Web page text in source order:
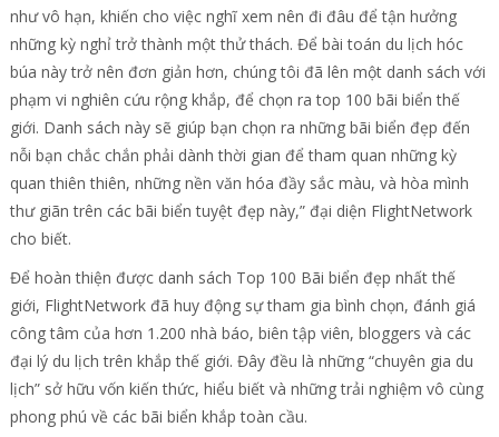
như vô hạn, khiến cho việc nghĩ xem nên đi đâu để tận hưởng
những kỳ nghỉ trở thành một thử thách. Để bài toán du lịch hóc
búa này trở nên đơn giản hơn, chúng tôi đã lên một danh sách với
phạm vi nghiên cứu rộng khắp, để chọn ra top 100 bãi biển thế
giới. Danh sách này sẽ giúp bạn chọn ra những bãi biển đẹp đến
nỗi bạn chắc chắn phải dành thời gian để tham quan những kỳ
quan thiên thiên, những nền văn hóa đầy sắc màu, và hòa mình
thư giãn trên các bãi biển tuyệt đẹp này,” đại diện FlightNetwork
cho biết.
Để hoàn thiện được danh sách Top 100 Bãi biển đẹp nhất thế
giới, FlightNetwork đã huy động sự tham gia bình chọn, đánh giá
công tâm của hơn 1.200 nhà báo, biên tập viên, bloggers và các
đại lý du lịch trên khắp thế giới. Đây đều là những “chuyên gia du
lịch” sở hữu vốn kiến thức, hiểu biết và những trải nghiệm vô cùng
phong phú về các bãi biển khắp toàn cầu.